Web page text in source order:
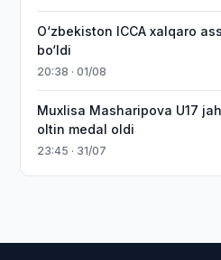
O‘zbekiston ICCA xalqaro
bo‘ldi
20:38 · 01/08
Muxlisa Masharipova U17
oltin medal oldi
23:45 · 31/07